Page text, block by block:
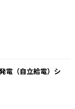
電（自立給電）シ